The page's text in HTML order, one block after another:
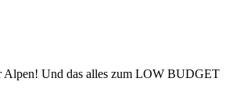
Alpen! Und das alles zum LOW BUDGET